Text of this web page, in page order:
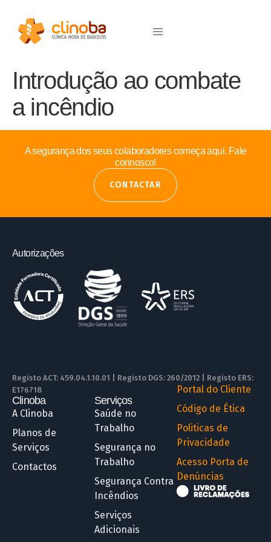
Introdução ao combate
a incêndio
A segurança dos seus colaboradores começa aqui. Fale
connosco!
CONTACTAR
Autorizações
Registo ACT: 459.04.1.10.01 | Registo DGS: 260/2012 | Registo ERS:
E176718
Clinoba
A Clinoba
Planos de
Serviços
Contactos
Serviços
Saúde no
Trabalho
Segurança no
Trabalho
Segurança Contra
Incêndios
Serviços
Adicionais
Portal do Cliente
Código de Ética
Politicas de
Privacidade
Acesso Porta de
Denúncias